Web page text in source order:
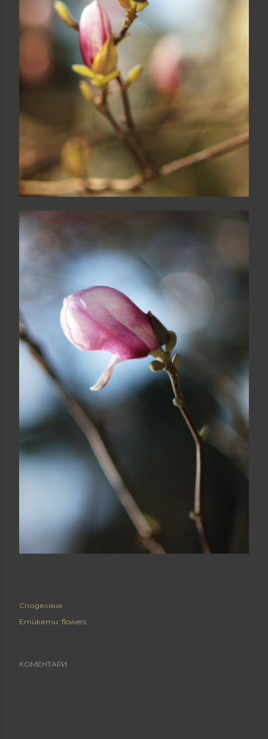
Споделяне
Етикети: flowers
КОМЕНТАРИ